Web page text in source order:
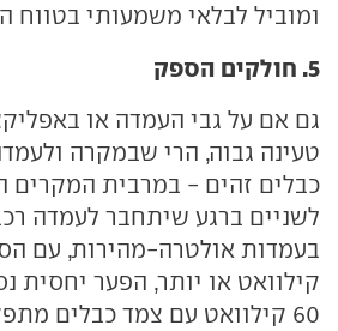
ומוביל לבלאי משמעותי בטווח
5. חולקים הספק
גם אם על גבי העמדה או
טעינה גבוה, הרי שבמקרה
כבלים זהים - במרבית המקרים
לשניים ברגע שיתחבר לעמדה
קילוואט או יותר, הפער יחסית
60 קילוואט עם צמד כבלים